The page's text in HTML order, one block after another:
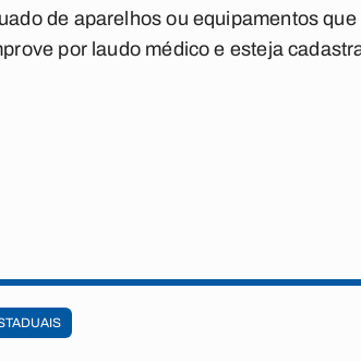
de aparelhos ou equipamentos
por laudo médico e esteja